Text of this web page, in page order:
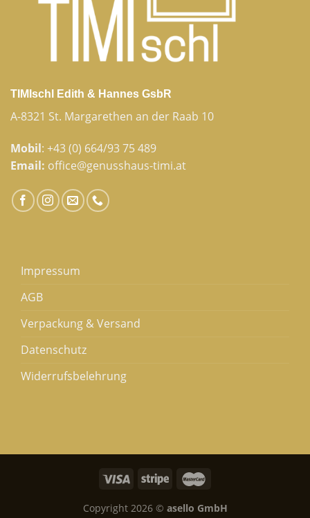
TIMIschl Edith & Hannes GsbR
A-8321 St. Margarethen an der Raab 10
Mobil: +43 (0) 664/93 75 489
Email: office@genusshaus-timi.at
Impressum
AGB
Verpackung & Versand
Datenschutz
Widerrufsbelehrung
Copyright 2026 © asello GmbH